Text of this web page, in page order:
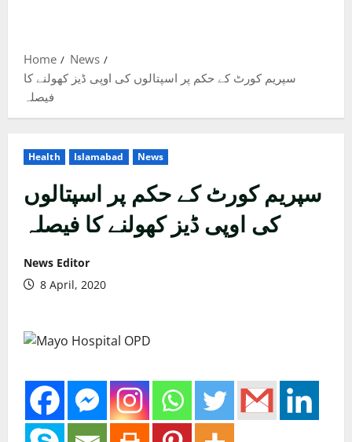
Home
News
سپریم کورٹ کے حکم پر اسپتالوں کی اوپی ڈیز کھولنے کا
فیصلہ
Health Islamabad News
سپریم کورٹ کے حکم پر اسپتالوں
کی اوپی ڈیز کھولنے کا فیصلہ
News Editor
8 April, 2020